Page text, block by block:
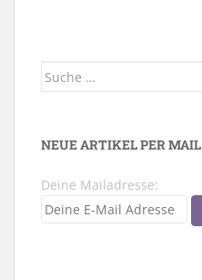
Suche
NEUE ARTIKEL PER MAIL
Deine Mailadresse: